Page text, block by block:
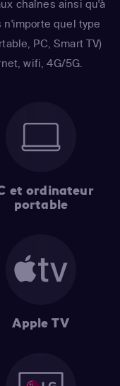
chaînes ainsi qu'à
quel type
PC, Smart TV)
wifi, 4G/5G.
et ordinateur
portable
Apple TV